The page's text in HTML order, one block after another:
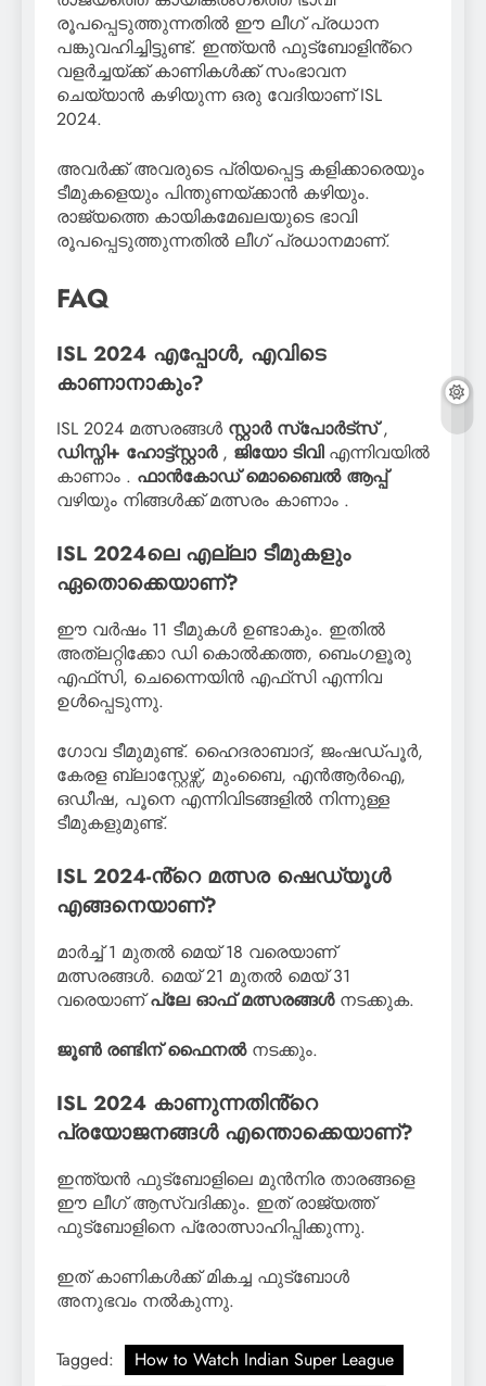
രൂപപ്പെടുത്തുന്നതിൽ ഈ ലീഗ് പ്രധാന
പങ്കുവഹിച്ചിട്ടുണ്ട്. ഇന്ത്യൻ ഫുട്ബോളിൻ്റെ
വളർച്ചയ്ക്ക് കാണികൾക്ക് സംഭാവന
ചെയ്യാൻ കഴിയുന്ന ഒരു വേദിയാണ് ISL
2024.
അവർക്ക് അവരുടെ പ്രിയപ്പെട്ട കളിക്കാരെയും
ടീമുകളെയും പിന്തുണയ്ക്കാൻ കഴിയും.
രാജ്യത്തെ കായികമേഖലയുടെ ഭാവി
രൂപപ്പെടുത്തുന്നതിൽ ലീഗ് പ്രധാനമാണ്.
FAQ
ISL 2024 എപ്പോൾ, എവിടെ
കാണാനാകും?
ISL 2024 മത്സരങ്ങൾ സ്റ്റാർ സ്പോർട്സ്,
ഡിസ്നി+ ഹോട്ട്സ്റ്റാർ, ജിയോ ടിവിഎന്നിവയിൽ
കാണാം . ഫാൻകോഡ് മൊബൈൽ ആപ്പ്
വഴിയും നിങ്ങൾക്ക് മത്സരം കാണാം .
ISL 2024ലെ എല്ലാ ടീമുകളും
ഏതൊക്കെയാണ്?
ഈ വർഷം 11 ടീമുകൾ ഉണ്ടാകും. ഇതിൽ
അത്‌ലറ്റിക്കോ ഡി കൊൽക്കത്ത, ബെംഗളൂരു
എഫ്‌സി, ചെന്നൈയിൻ എഫ്‌സി എന്നിവ
ഉൾപ്പെടുന്നു.
ഗോവ ടീമുമുണ്ട്. ഹൈദരാബാദ്, ജംഷഡ്പൂർ,
കേരള ബ്ലാസ്റ്റേഴ്സ്, മുംബൈ, എൻആർഐ,
ഒഡീഷ, പൂനെ എന്നിവിടങ്ങളിൽ നിന്നുള്ള
ടീമുകളുമുണ്ട്.
ISL 2024-ൻ്റെ മത്സര ഷെഡ്യൂൾ
എങ്ങനെയാണ്?
മാർച്ച് 1 മുതൽ മെയ് 18 വരെയാണ്
മത്സരങ്ങൾ. മെയ് 21 മുതൽ മെയ് 31
വരെയാണ്പ്ലേ ഓഫ് മത്സരങ്ങൾനടക്കുക.
ജൂൺ രണ്ടിന് ഫൈനൽനടക്കും.
ISL 2024 കാണുന്നതിൻ്റെ
പ്രയോജനങ്ങൾ എന്തൊക്കെയാണ്?
ഇന്ത്യൻ ഫുട്ബോളിലെ മുൻനിര താരങ്ങളെ
ഈ ലീഗ് ആസ്വദിക്കും. ഇത് രാജ്യത്ത്
ഫുട്ബോളിനെ പ്രോത്സാഹിപ്പിക്കുന്നു.
ഇത് കാണികൾക്ക് മികച്ച ഫുട്ബോൾ
അനുഭവം നൽകുന്നു.
Tagged:
How to Watch Indian Super League